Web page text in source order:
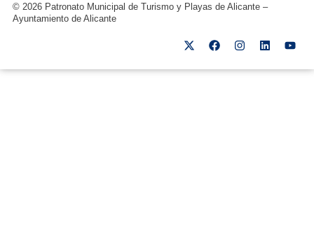
© 2026 Patronato Municipal de Turismo y Playas de Alicante –
Ayuntamiento de Alicante